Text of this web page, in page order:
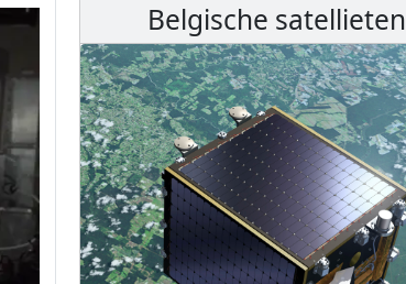
Belgische satellieten